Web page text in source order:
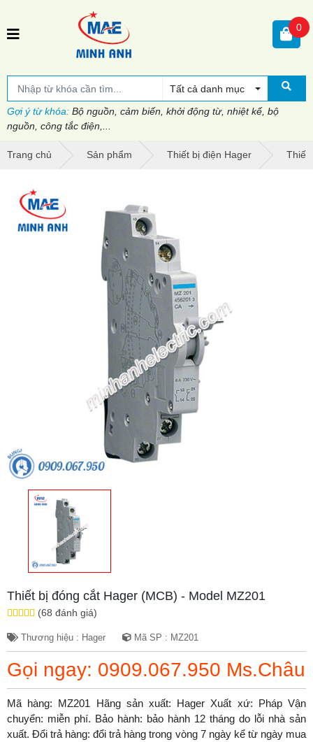
Tất cả danh mục
Gợi ý từ khóa: Bộ nguồn, cảm biến, khởi động từ, nhiệt kế, bộ
nguồn, công tắc điện,...
0
Trang chủ Sản phẩm Thiết bị điện Hager Thiết
Thiết bị đóng cắt Hager (MCB) - Model MZ201
(68 đánh giá)
Thương hiệu : Hager Mã SP : MZ201
Gọi ngay: 0909.067.950 Ms.Châu
Mã hàng: MZ201 Hãng sản xuất: Hager Xuất xứ: Pháp Vận
chuyển: miễn phí. Bảo hành: bảo hành 12 tháng do lỗi nhà sản
xuất. Đổi trả hàng: đổi trả hàng trong vòng 7 ngày kể từ ngày mua